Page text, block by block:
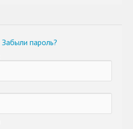
Забыли пароль?